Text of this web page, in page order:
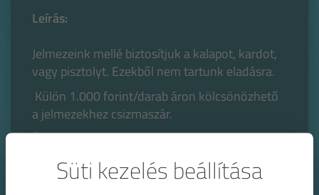
Leírás:
Jelmezeink mellé biztosítjuk a kalapot, kardot,
vagy pisztolyt. Ezekből nem tartunk eladásra.
Külön 1.000 forint/darab áron kölcsönözhető
a jelmezekhez csizmaszár.
Öntapadós bajszokat, szemlekötőt és
arcfestéket kalóz fülbevalóval árusítunk.
képet lapozvakiegészítőink láthatóak.
Süti kezelés beállítása